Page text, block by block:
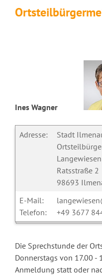
Ines Wagner
Adresse:
Stadt
Langewiesen
Ratsstraße 2
98693
E-Mail:
Telefon:
+49 3677
Die Sprechstunde der
Donnerstags von 17.00 -
Anmeldung statt oder